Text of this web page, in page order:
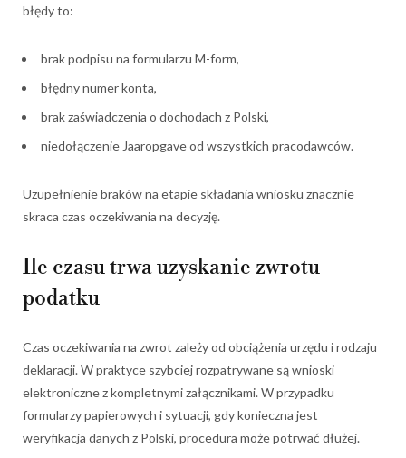
błędy to:
brak podpisu na formularzu M-form,
błędny numer konta,
brak zaświadczenia o dochodach z Polski,
niedołączenie Jaaropgave od wszystkich pracodawców.
Uzupełnienie braków na etapie składania wniosku znacznie
skraca czas oczekiwania na decyzję.
Ile czasu trwa uzyskanie zwrotu
podatku
Czas oczekiwania na zwrot zależy od obciążenia urzędu i rodzaju
deklaracji. W praktyce szybciej rozpatrywane są wnioski
elektroniczne z kompletnymi załącznikami. W przypadku
formularzy papierowych i sytuacji, gdy konieczna jest
weryfikacja danych z Polski, procedura może potrwać dłużej.